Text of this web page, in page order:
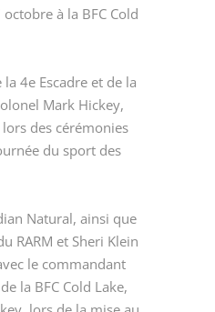
à la BFC Cold
4e Escadre et de la
Mark Hickey,
lors des cérémonies
du sport des
Natural, ainsi que
RARM et Sheri Klein
le commandant
la BFC Cold Lake,